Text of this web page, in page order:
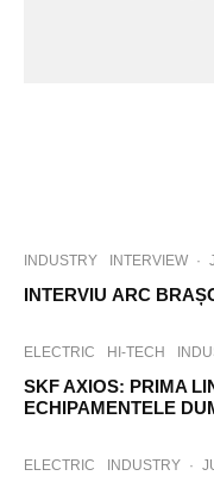
INDUSTRY INTERVIEW ·
INTERVIU ARC
ELECTRIC HI-TECH
SKF AXIOS: PRIMA
ECHIPAMENTELE
ELECTRIC INDUSTRY ·